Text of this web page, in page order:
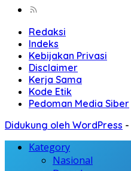
Redaksi
Indeks
Kebijakan Privasi
Disclaimer
Kerja Sama
Kode Etik
Pedoman Media Siber
Didukung oleh WordPress -
Kategory
Nasional